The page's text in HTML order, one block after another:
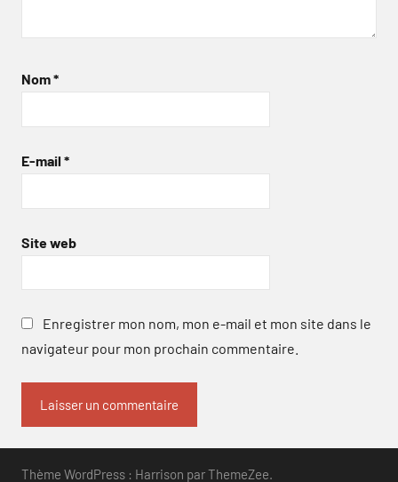
Nom*
E-mail *
Site web
Enregistrer mon nom, mon e-mail et mon site dans le
navigateur pour mon prochain commentaire.
Thème WordPress : Harrison par ThemeZee.